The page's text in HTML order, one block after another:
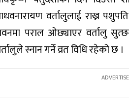
वर्तालुलाई राख्न
पराल ओछ्याएर वर्तालु
स्नान गर्ने व्रत विधि रहेको छ ।